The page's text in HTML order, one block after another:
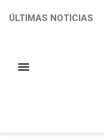
ÚLTIMAS NOTICIAS